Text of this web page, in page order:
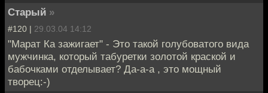
Старый »
#120 | 29.03.04 14:12
"Марат Ка зажигает" - Это такой голубоватого вида
мужчинка, который табуретки золотой краской и
бабочками отделывает? Да-а-а , это мощный
творец:-)